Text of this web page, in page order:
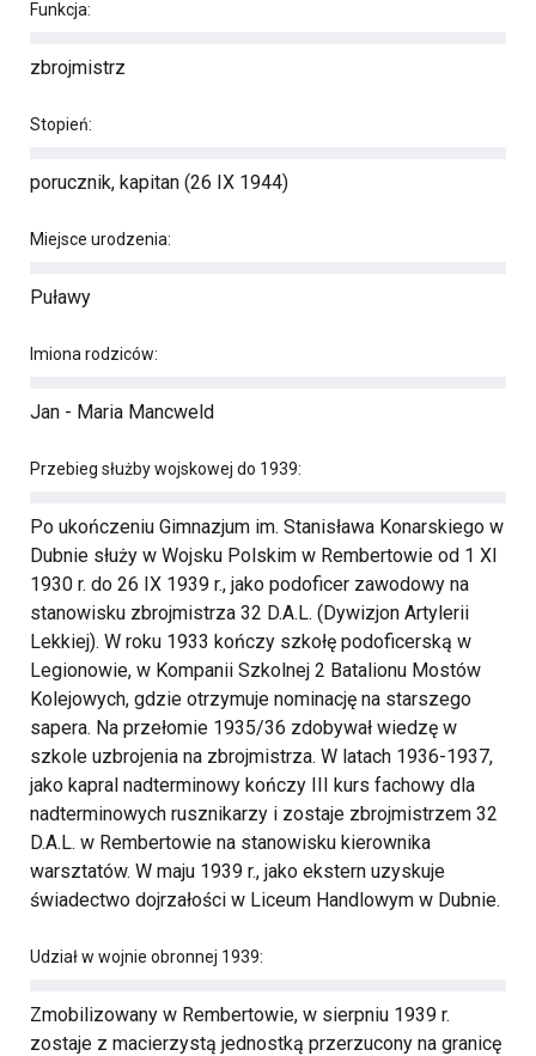
Funkcja:
zbrojmistrz
Stopień:
porucznik, kapitan (26 IX 1944)
Miejsce urodzenia:
Puławy
Imiona rodziców:
Jan - Maria Mancweld
Przebieg służby wojskowej do 1939:
Po ukończeniu Gimnazjum im. Stanisława Konarskiego w
Dubnie służy w Wojsku Polskim w Rembertowie od 1 XI
1930 r. do 26 IX 1939 r., jako podoficer zawodowy na
stanowisku zbrojmistrza 32 D.A.L. (Dywizjon Artylerii
Lekkiej). W roku 1933 kończy szkołę podoficerską w
Legionowie, w Kompanii Szkolnej 2 Batalionu Mostów
Kolejowych, gdzie otrzymuje nominację na starszego
sapera. Na przełomie 1935/36 zdobywał wiedzę w
szkole uzbrojenia na zbrojmistrza. W latach 1936-1937,
jako kapral nadterminowy kończy III kurs fachowy dla
nadterminowych rusznikarzy i zostaje zbrojmistrzem 32
D.A.L. w Rembertowie na stanowisku kierownika
warsztatów. W maju 1939 r., jako ekstern uzyskuje
świadectwo dojrzałości w Liceum Handlowym w Dubnie.
Udział w wojnie obronnej 1939:
Zmobilizowany w Rembertowie, w sierpniu 1939 r.
zostaje z macierzystą jednostką przerzucony na granicę